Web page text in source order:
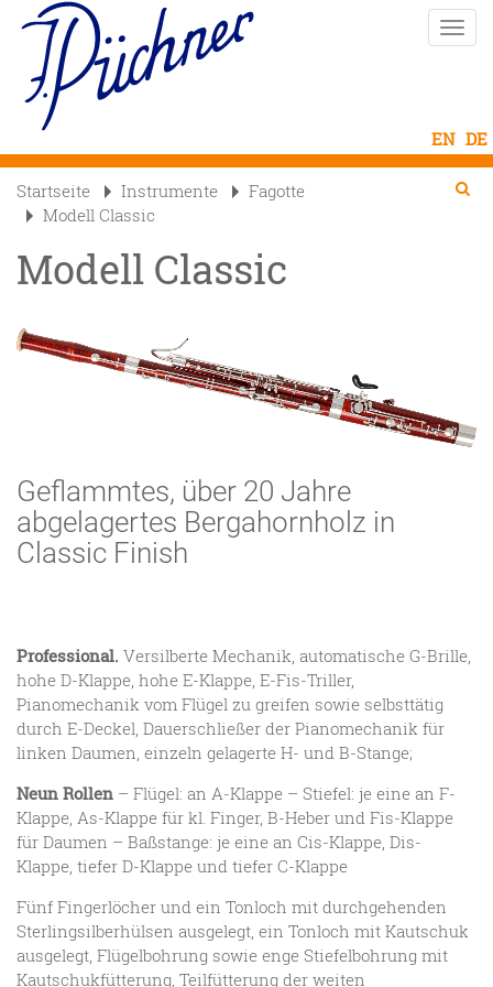
Direkt
zum
Inhalt
Startseite Instrumente
Fagotte
Modell Classic

Modell Classic
Geflammtes, über 20 Jahre
abgelagertes Bergahornholz in
Classic Finish
Professional. Versilberte Mechanik, automatische G-Brille,
hohe D-Klappe, hohe E-Klappe, E-Fis-Triller,
Pianomechanik vom Flügel zu greifen sowie selbsttätig
durch E-Deckel, Dauerschließer der Pianomechanik für
linken Daumen, einzeln gelagerte H- und B-Stange;
Neun Rollen – Flügel: an A-Klappe – Stiefel: je eine an F-
Klappe, As-Klappe für kl. Finger, B-Heber und Fis-Klappe
für Daumen – Baßstange: je eine an Cis-Klappe, Dis-
Klappe, tiefer D-Klappe und tiefer C-Klappe
Fünf Fingerlöcher und ein Tonloch mit durchgehenden
Sterlingsilberhülsen ausgelegt, ein Tonloch mit Kautschuk
ausgelegt, Flügelbohrung sowie enge Stiefelbohrung mit
Kautschukfütterung, Teilfütterung der weiten